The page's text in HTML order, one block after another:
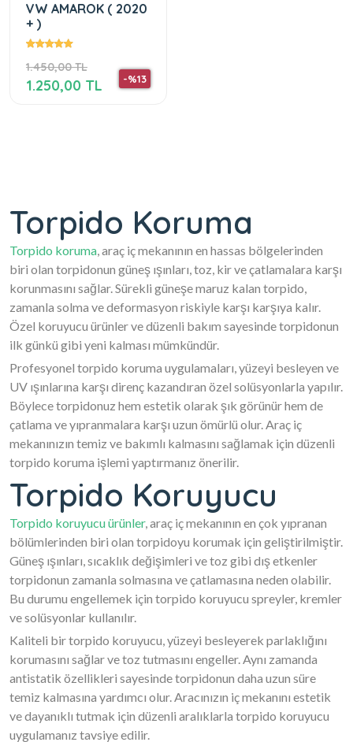
VW AMAROK ( 2020
+ )
1.450,00 TL
-%13
1.250,00 TL
Torpido Koruma
Torpido koruma, araç iç mekanının en hassas bölgelerinden
biri olan torpidonun güneş ışınları, toz, kir ve çatlamalara karşı
korunmasını sağlar. Sürekli güneşe maruz kalan torpido,
zamanla solma ve deformasyon riskiyle karşı karşıya kalır.
Özel koruyucu ürünler ve düzenli bakım sayesinde torpidonun
ilk günkü gibi yeni kalması mümkündür.
Profesyonel torpido koruma uygulamaları, yüzeyi besleyen ve
UV ışınlarına karşı direnç kazandıran özel solüsyonlarla yapılır.
Böylece torpidonuz hem estetik olarak şık görünür hem de
çatlama ve yıpranmalara karşı uzun ömürlü olur. Araç iç
mekanınızın temiz ve bakımlı kalmasını sağlamak için düzenli
torpido koruma işlemi yaptırmanız önerilir.
Torpido Koruyucu
Torpido koruyucu ürünler, araç iç mekanının en çok yıpranan
bölümlerinden biri olan torpidoyu korumak için geliştirilmiştir.
Güneş ışınları, sıcaklık değişimleri ve toz gibi dış etkenler
torpidonun zamanla solmasına ve çatlamasına neden olabilir.
Bu durumu engellemek için torpido koruyucu spreyler, kremler
ve solüsyonlar kullanılır.
Kaliteli bir torpido koruyucu, yüzeyi besleyerek parlaklığını
korumasını sağlar ve toz tutmasını engeller. Aynı zamanda
antistatik özellikleri sayesinde torpidonun daha uzun süre
temiz kalmasına yardımcı olur. Aracınızın iç mekanını estetik
ve dayanıklı tutmak için düzenli aralıklarla torpido koruyucu
uygulamanız tavsiye edilir.